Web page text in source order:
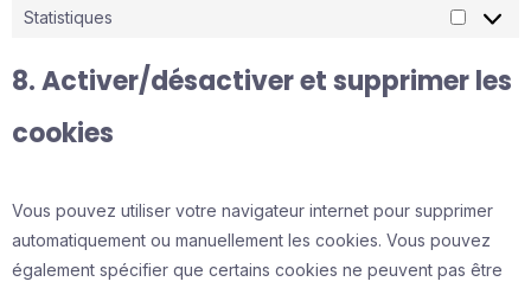
Statistiques
8. Activer/désactiver et supprimer les
cookies
Vous pouvez utiliser votre navigateur internet pour supprimer
automatiquement ou manuellement les cookies. Vous pouvez
également spécifier que certains cookies ne peuvent pas être